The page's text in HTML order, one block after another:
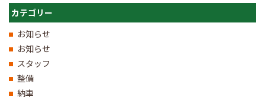
カテゴリー
お知らせ
お知らせ
スタッフ
整備
納車